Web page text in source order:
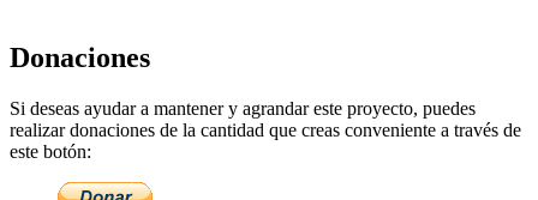
Donaciones
Si deseas ayudar a mantener y agrandar este proyecto, puedes
realizar donaciones de la cantidad que creas conveniente a través de
este botón: